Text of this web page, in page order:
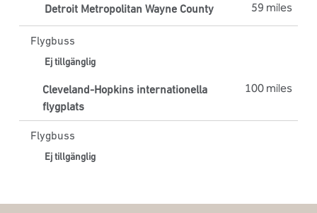
Detroit Metropolitan Wayne County 59 miles
Flygbuss
Ej tillgänglig
Cleveland-Hopkins internationella
flygplats
100 miles
Flygbuss
Ej tillgänglig